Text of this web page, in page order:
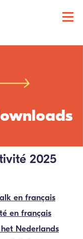
2025
en français
en français
Nederlands